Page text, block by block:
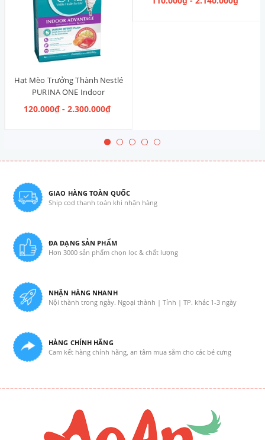
Hạt Mèo Trưởng Thành Nestlé
PURINA ONE Indoor
Advantage Salmon & Tuna [Vị
Cá Hồi & Cá Ngừ]
120.000₫ - 2.300.000₫
GIAO HÀNG TOÀN QUỐC
Ship cod thanh toán khi nhận hàng
ĐA DẠNG SẢN PHẨM
Hơn 3000 sản phẩm chọn lọc & chất lượng
NHẬN HÀNG NHANH
Nội thành trong ngày. Ngoại thành | Tỉnh | TP. khác 1-3 ngày
HÀNG CHÍNH HÃNG
Cam kết hàng chính hãng, an tâm mua sắm cho các bé cưng